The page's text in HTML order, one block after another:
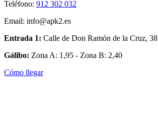
Teléfono: 912 302 032
Email: info@apk2.es
Entrada 1: Calle de Don Ramón de la Cruz, 38
Gálibo: Zona A: 1,95 - Zona B: 2,40
Cómo llegar